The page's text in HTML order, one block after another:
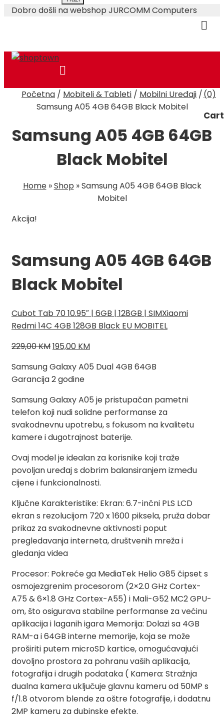
Dobro došli na webshop JURCOMM Computers
content
(0)
Cart
Početna / Mobiteli & Tableti / Mobilni Uređaji /
Samsung A05 4GB 64GB Black Mobitel
Samsung A05 4GB 64GB
Black Mobitel
Home»Shop »Samsung A05 4GB 64GB Black
Mobitel
Akcija!
Samsung A05 4GB 64GB
Black Mobitel
Cubot Tab 70 10.95″ | 6GB | 128GB | SIMXiaomi
Redmi 14C 4GB 128GB Black EU MOBITEL
229,00KMIzvorna
bila
je:
229,00 KM.
195,00 KMTrenutna
je:
Samsung Galaxy A05 Dual 4GB 64GB
Garancija 2 godine
Samsung Galaxy A05 je pristupačan pametni
telefon koji nudi solidne performanse za
svakodnevnu upotrebu, s fokusom na kvalitetu
kamere i dugotrajnost baterije.
Ovaj model je idealan za korisnike koji traže
povoljan uređaj s dobrim balansiranjem između
cijene i funkcionalnosti.
Ključne Karakteristike: Ekran: 6.7-inčni PLS LCD
ekran s rezolucijom 720 x 1600 piksela, pruža dobar
prikaz za svakodnevne aktivnosti poput
pregledavanja interneta, društvenih mreža i
gledanja videa
Procesor: Pokreće ga MediaTek Helio G85 čipset s
osmojezgrenim procesorom (2×2.0 GHz Cortex-
A75 & 6×1.8 GHz Cortex-A55) i Mali-G52 MC2 GPU-
om, što osigurava stabilne performanse za većinu
aplikacija i laganih igara Memorija: Dolazi sa 4GB
RAM-a i 64GB interne memorije, koja se može
proširiti putem microSD kartice, omogućavajući
dovoljno prostora za pohranu vaših aplikacija,
fotografija i drugih podataka ( Kamera: Stražnja
dualna kamera uključuje glavnu kameru od 50MP s
f/1.8 otvorom blende za oštre fotografije, i dodatnu
2MP kameru za dubinske efekte.